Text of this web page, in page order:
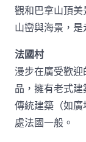
觀和巴拿山頂
山巒與海景，是
法國村
漫步在廣受歡
品，擁有老式
傳統建築（如
處法國一般。